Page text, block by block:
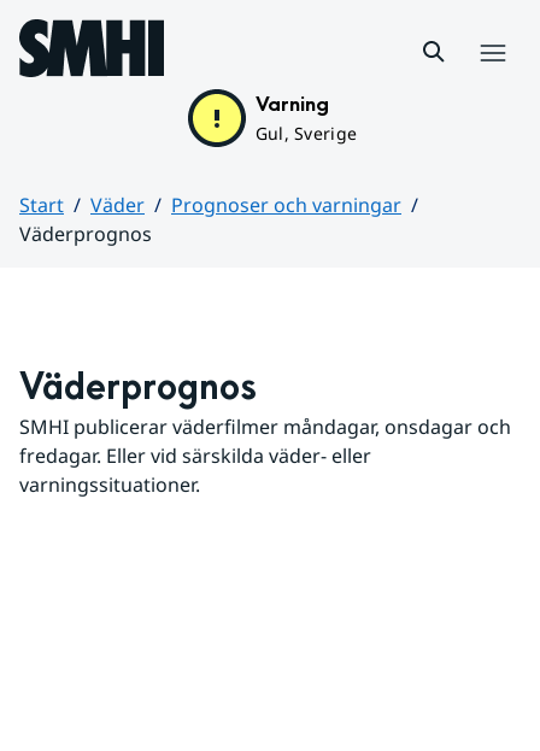
Hoppa till sidans innehåll
Varning
Gul, Sverige
Start Väder
Prognoser och varningar
Väderprognos
Väderprognos
SMHI publicerar väderfilmer måndagar, onsdagar och
fredagar. Eller vid särskilda väder- eller
varningssituationer.